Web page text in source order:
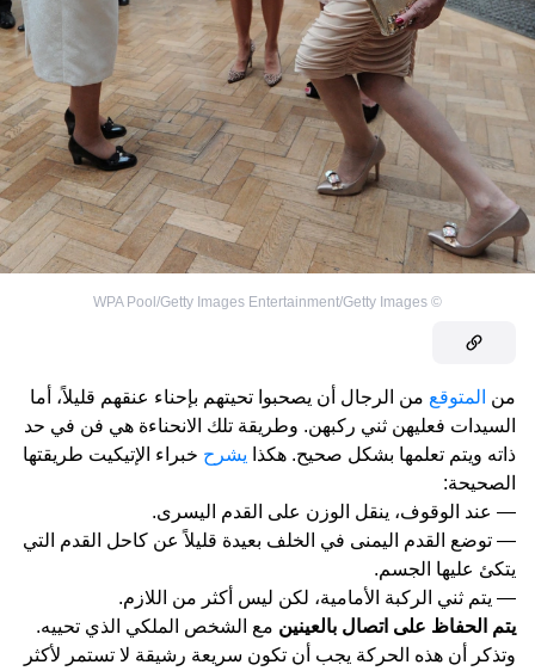
©
WPA Pool/Getty Images Entertainment/Getty Images
من المتوقع من الرجال أن يصحبوا تحيتهم بإحناء عنقهم قليلاً، أما
السيدات فعليهن ثني ركبهن. وطريقة تلك الانحناءة هي فن في حد
ذاته ويتم تعلمها بشكل صحيح. هكذا يشرح خبراء الإتيكيت طريقتها
الصحيحة:
— عند الوقوف، ينقل الوزن على القدم اليسرى.
— توضع القدم اليمنى في الخلف بعيدة قليلاً عن كاحل القدم التي
يتكئ عليها الجسم.
— يتم ثني الركبة الأمامية، لكن ليس أكثر من اللازم.
يتم الحفاظ على اتصال بالعينين مع الشخص الملكي الذي تحييه.
وتذكر أن هذه الحركة يجب أن تكون سريعة رشيقة لا تستمر لأكثر